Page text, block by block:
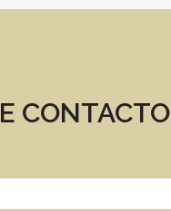
CONTACTO